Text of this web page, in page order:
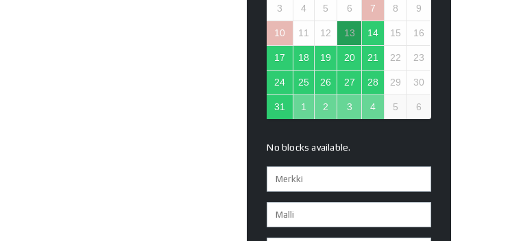
3 4 5 6 7 8 9
10 11 12 13 14 15 16
17 18 19 20 21 22 23
24 25 26 27 28 29 30
31 1 2 3 4 5 6
No blocks available.